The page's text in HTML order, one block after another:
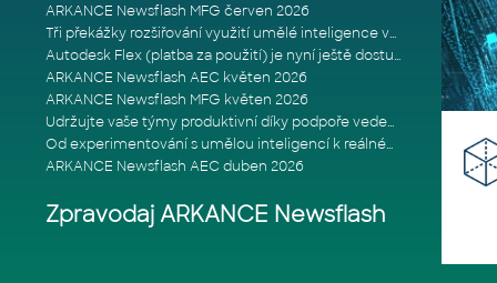
ARKANCE Newsflash MFG červen 2026
Tři překážky rozšiřování využití umělé inteligence ve stavebním prům
Autodesk Flex (platba za použití) je nyní ještě dostupnější
ARKANCE Newsflash AEC květen 2026
ARKANCE Newsflash MFG květen 2026
Udržujte vaše týmy produktivní díky podpoře vedené odborníky
Od experimentování s umělou inteligencí k reálnému dopadu na podniká
ARKANCE Newsflash AEC duben 2026
Zpravodaj ARKANCE Newsflash